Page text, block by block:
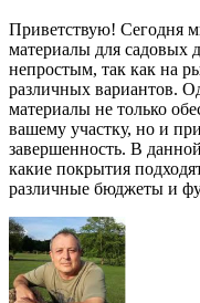
Приветствую! Сегодня
материалы для садовых
непростым, так как на
различных вариантов.
материалы не только
вашему участку, но и
завершенность. В
какие покрытия
различные бюджеты и